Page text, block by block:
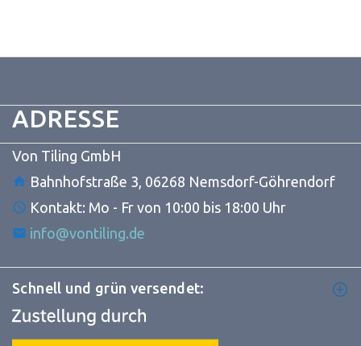
ADRESSE
Von Tiling GmbH
Bahnhofstraße 3, 06268 Nemsdorf-Göhrendorf
Kontakt: Mo - Fr von 10:00 bis 18:00 Uhr
info@vontiling.de
Schnell und grün versendet: